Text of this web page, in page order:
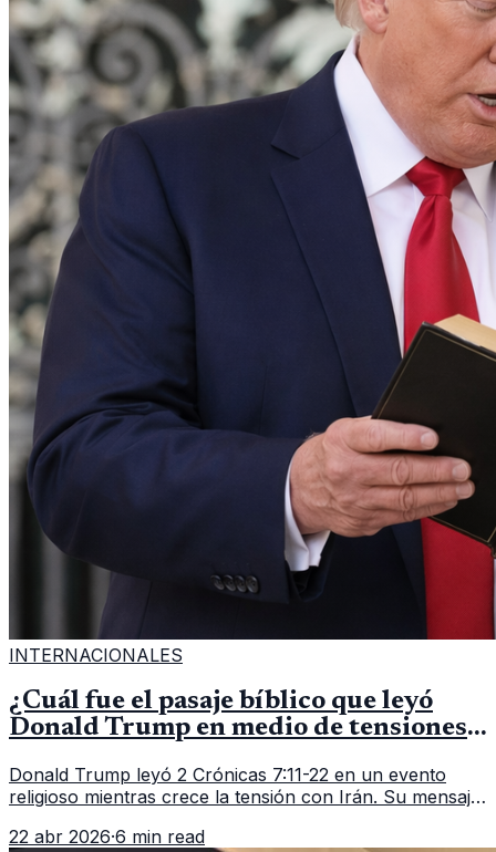
INTERNACIONALES
¿Cuál fue el pasaje bíblico que leyó
Donald Trump en medio de tensiones
Donald Trump leyó 2 Crónicas 7:11-22 en un evento
religioso mientras crece la tensión con Irán. Su mensaje
22 abr 2026·6 min read